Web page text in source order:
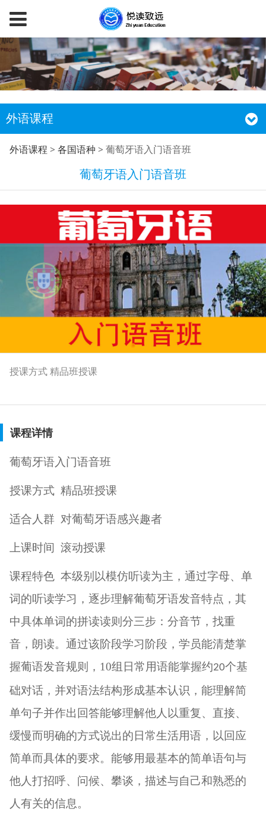
外语课程
葡萄牙语入门语音班
外语课程 > 各国语种 > 葡萄牙语入门语音班
葡萄牙语入门语音班
授课方式 精品班授课
课程详情
葡萄牙语入门语音班
授课方式 精品班授课
适合人群 对葡萄牙语感兴趣者
上课时间 滚动授课
课程特色 本级别以模仿听读为主，通过字母、单
词的听读学习，逐步理解葡萄牙语发音特点，其
中具体单词的拼读读则分三步：分音节，找重
音，朗读。通过该阶段学习阶段，学员能清楚掌
握葡语发音规则， 10组日常用语能掌握约20个基
础对话，并对语法结构形成基本认识，能理解简
单句子并作出回答能够理解他人以重复、直接、
缓慢而明确的方式说出的日常生活用语，以回应
简单而具体的要求。能够用最基本的简单语句与
他人打招呼、问候、攀谈，描述与自己和熟悉的
人有关的信息。